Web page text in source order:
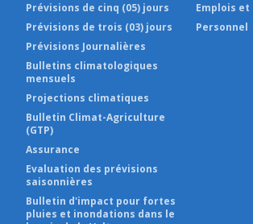
Prévisions de cinq (05) jours
Prévisions de trois (03) jours
Prévisions Journalières
Bulletins climatologiques
mensuels
Projections climatiques
Bulletin Climat-Agriculture
(GTP)
Assurance
Evaluation des prévisions
saisonnières
Bulletin d'impact pour fortes
pluies et inondations dans le
Emplois
Personnel